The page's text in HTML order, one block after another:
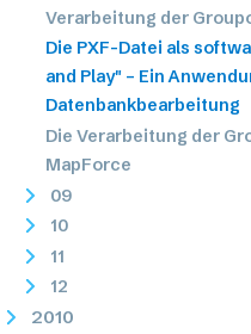
Verarbeitung der
Die PXF-Datei als
and Play" – Ein
Datenbankbearbeitung
Die Verarbeitung der
MapForce
09
10
11
12
2010